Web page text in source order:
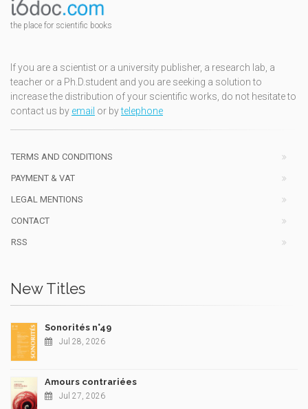
the place for scientific books
If you are a scientist or a university publisher, a research lab, a
teacher or a Ph.D.student and you are seeking a solution to
increase the distribution of your scientific works, do not hesitate to
contact us by email or bytelephone
TERMS AND CONDITIONS
PAYMENT & VAT
LEGAL MENTIONS
CONTACT
RSS
New Titles
Sonorités n°49
Jul 28, 2026
Amours contrariées
Jul 27, 2026